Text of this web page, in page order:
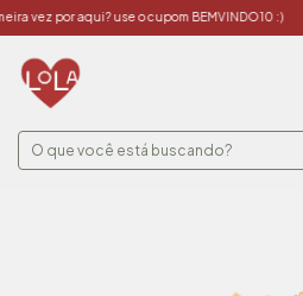
vez por aqui? use o cupom BEMVINDO10 :)